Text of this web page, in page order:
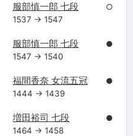
服部慎一郎 七段
1537 → 1547
○
服部慎一郎 七段
1547 → 1540
●
福間香奈 女流五冠
1444 → 1439
●
増田裕司 七段
1464 → 1458
●